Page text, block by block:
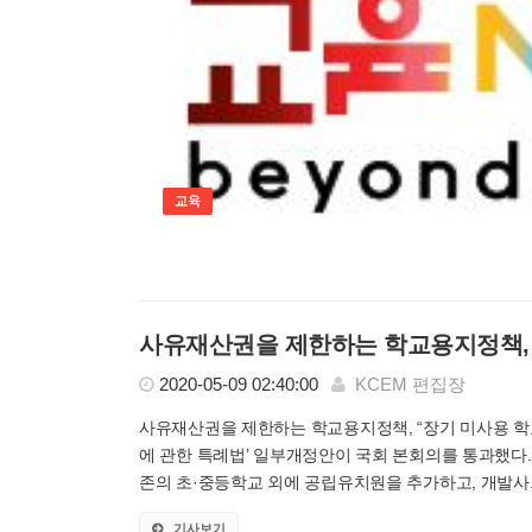
교육
사유재산권을 제한하는 학교용지정
2020-05-09 02:40:00 KCEM 편집장
사유재산권을 제한하는 학교용지정책, “장기 미사용
에 관한 특례법’ 일부개정안이 국회 본회의를 통과했
존의 초·중등학교 외에 공립유치원을 추가하고, 개발
기사보기